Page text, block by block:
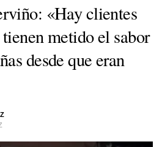
«Hay clientes
metido el sabor
desde que eran